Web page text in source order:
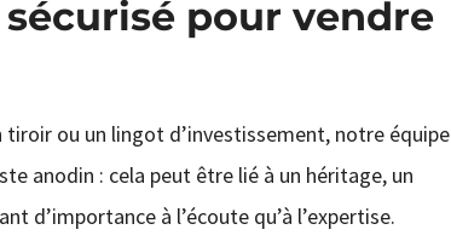
pour vendre
tiroir ou un lingot d’investissement, notre équipe
anodin : cela peut être lié à un héritage, un
d’importance à l’écoute qu’à l’expertise.